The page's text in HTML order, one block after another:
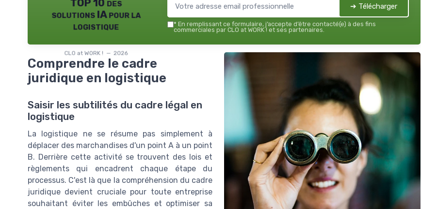
TOP 10 des
solutions IA pour la
logistique
CLO at WORK ! — 2026
➔ Télécharger
* En remplissant ce formulaire, j’accepte d’être contacté(e) à des fins
commerciales par CLO at WORK ! et ses partenaires.
Comprendre le cadre
juridique en logistique
Saisir les subtilités du cadre légal en
logistique
La logistique ne se résume pas simplement à
déplacer des marchandises d'un point A à un point
B. Derrière cette activité se trouvent des lois et
règlements qui encadrent chaque étape du
processus. C'est là que la compréhension du cadre
juridique devient cruciale pour toute entreprise
souhaitant éviter les embûches et optimiser sa